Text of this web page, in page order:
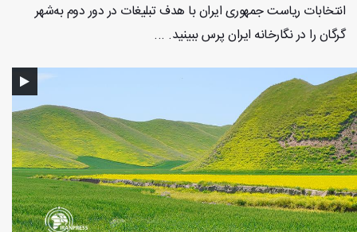
انتخابات ریاست جمهوری ایران با هدف تبلیغات در دور دوم به‌‎شهر
گرگان را در نگارخانه ایران پرس ببینید. ...